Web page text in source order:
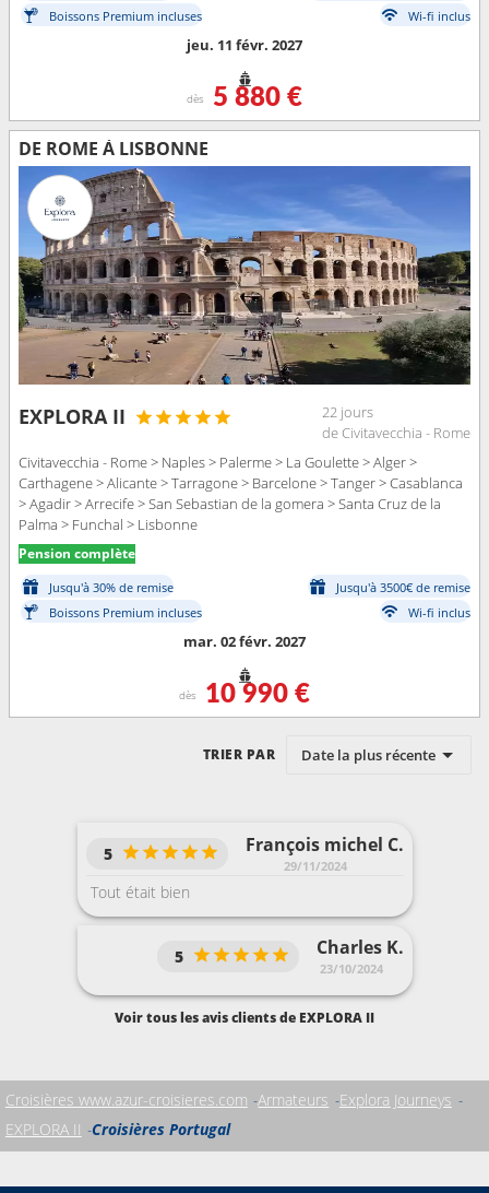
Boissons Premium incluses
Wi-fi inclus
jeu. 11 févr. 2027
dès 5 880 €
DE ROME À LISBONNE
EXPLORA II
22 jours
de Civitavecchia - Rome
Civitavecchia - Rome > Naples > Palerme > La Goulette > Alger >
Carthagene > Alicante > Tarragone > Barcelone > Tanger > Casablanca
> Agadir > Arrecife > San Sebastian de la gomera > Santa Cruz de la
Palma > Funchal > Lisbonne
Pension complète
Jusqu'à 30% de remise
Jusqu'à 3500€ de remise
Boissons Premium incluses
Wi-fi inclus
mar. 02 févr. 2027
dès 10 990 €
TRIER PAR Date la plus récente
François michel C.
29/11/2024
5
Tout était bien
Charles K.
23/10/2024
5
Voir tous les avis clients de EXPLORA II
Croisières www.azur-croisieres.com Armateurs Explora Journeys
EXPLORA II
Croisières Portugal